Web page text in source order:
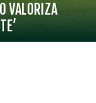
VALORIZA